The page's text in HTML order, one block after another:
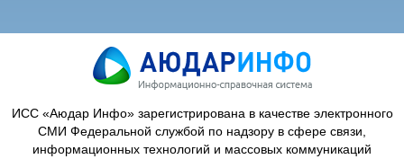
ИСС «Аюдар Инфо» зарегистрирована в качестве электронного
СМИ Федеральной службой по надзору в сфере связи,
информационных технологий и массовых коммуникаций